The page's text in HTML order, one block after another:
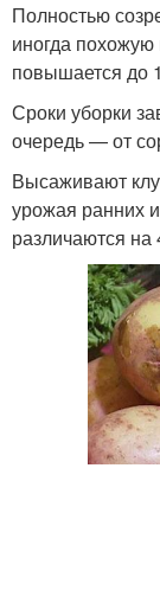
Полностью
иногда
повышается до
Сроки уборки
очередь — от
Высаживают
урожая ранних
различаются на